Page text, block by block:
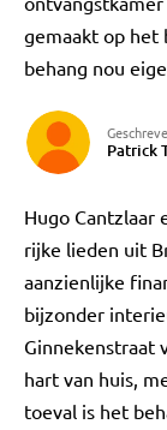
gemaakt op het
behang nou
Patrick
Hugo Cantzlaar
rijke lieden uit
aanzienlijke
bijzonder
Ginnekenstraat
hart van huis,
toeval is het